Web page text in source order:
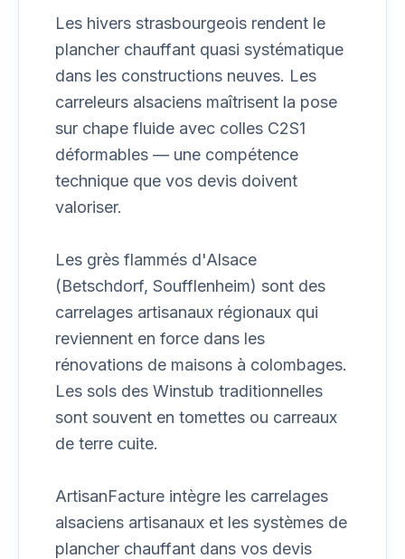
Les hivers strasbourgeois rendent le
plancher chauffant quasi systématique
dans les constructions neuves. Les
carreleurs alsaciens maîtrisent la pose
sur chape fluide avec colles C2S1
déformables — une compétence
technique que vos devis doivent
valoriser.
Les grès flammés d'Alsace
(Betschdorf, Soufflenheim) sont des
carrelages artisanaux régionaux qui
reviennent en force dans les
rénovations de maisons à colombages.
Les sols des Winstub traditionnelles
sont souvent en tomettes ou carreaux
de terre cuite.
ArtisanFacture intègre les carrelages
alsaciens artisanaux et les systèmes de
plancher chauffant dans vos devis